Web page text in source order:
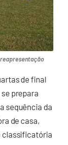
de final
prepara
sequência da
de casa,
classificatória